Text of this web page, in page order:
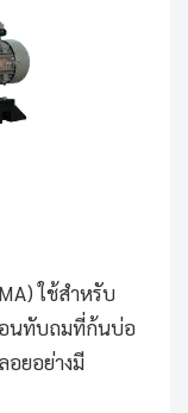
ใช้สำหรับ
อนทับถมที่ก้นบ่อ
ยอย่างมี